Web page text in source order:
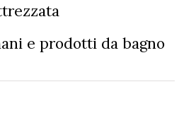
e prodotti da bagno